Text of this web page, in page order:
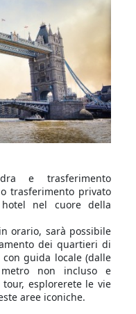
e trasferimento
trasferimento privato
nel cuore della
orario, sarà possibile
dei quartieri di
guida locale (dalle
non incluso e
esplorerete le vie
aree iconiche.